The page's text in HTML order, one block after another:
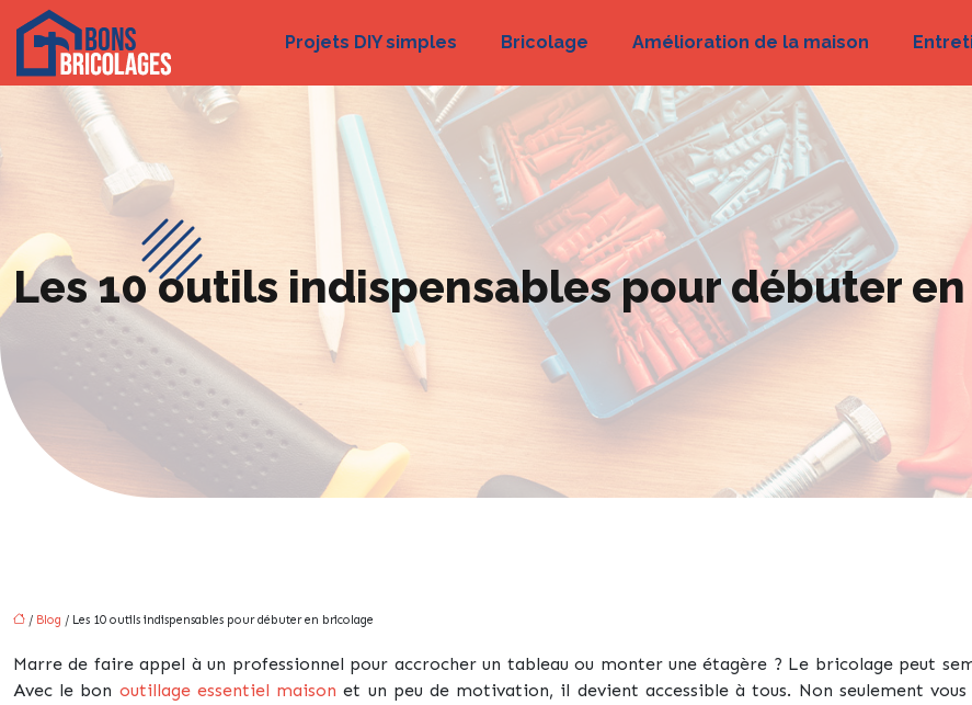
Projets DIY simples Bricolage Amélioration de la maison
Les 10 outils indispensables pour débuter
/ Blog / Les 10 outils indispensables pour débuter en bricolage
Marre de faire appel à un professionnel pour accrocher un tableau ou monter une étagère ? Le bricolage peut
Avec le bon outillage essentiel maison et un peu de motivation, il devient accessible à tous. Non seulement